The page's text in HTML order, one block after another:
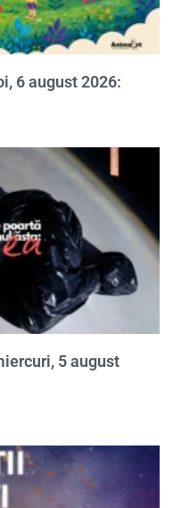
6 august 2026:
5 august